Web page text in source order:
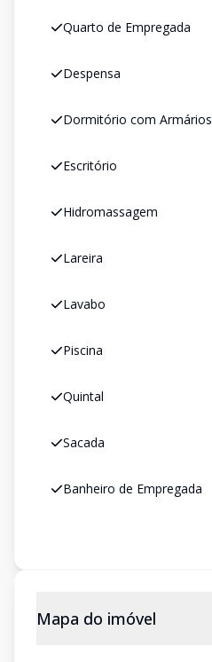
Quarto de Empregada
Despensa
Dormitório com Armários
Escritório
Hidromassagem
Lareira
Lavabo
Piscina
Quintal
Sacada
Banheiro de Empregada
Mapa do imóvel